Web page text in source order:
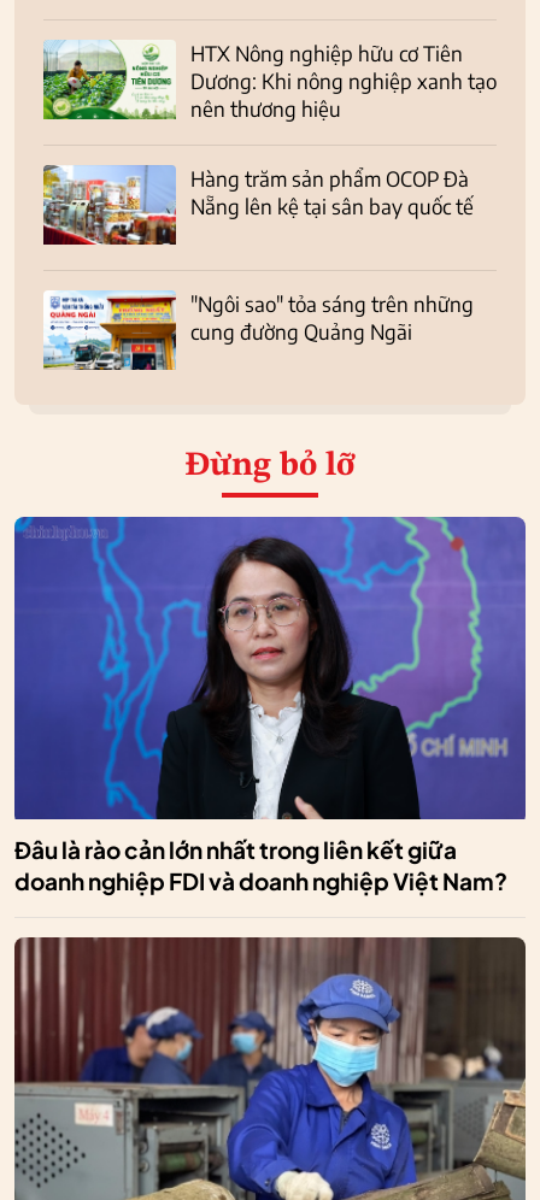
HTX Nông nghiệp hữu cơ Tiên
Dương: Khi nông nghiệp xanh tạo
nên thương hiệu
Hàng trăm sản phẩm OCOP Đà
Nẵng lên kệ tại sân bay quốc tế
"Ngôi sao" tỏa sáng trên những
cung đường Quảng Ngãi
Đừng bỏ lỡ
Đâu là rào cản lớn nhất trong liên kết giữa
doanh nghiệp FDI và doanh nghiệp Việt Nam?